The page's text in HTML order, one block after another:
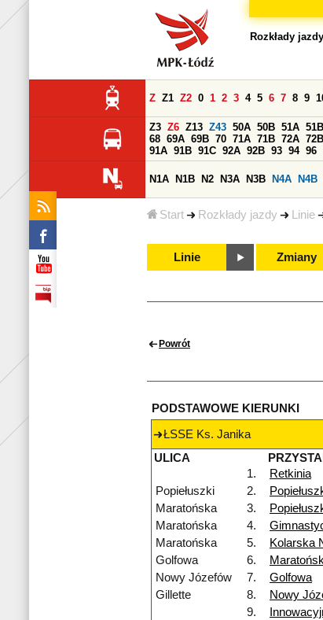
Start Rozkłady jazdy Linie
Rozkłady jazdy
Z Z1 Z2 0 1 2 3 4 5 6 7 8 9
Z3 Z6 Z13 Z43 50A 50B 51A 51B
68 69A 69B 70 71A 71B 72A 72B
91A 91B 91C 92A 92B 93 94 96
N1A N1B N2 N3A N3B N4A N4B
Linie Zmiany
Powrót
PODSTAWOWE KIERUNKI
ŁSSE Ks. Janika
ULICA
1.
Retkinia
Popiełuszki
2.
Maratońska
3.
Maratońska
4.
Maratońska
5. Kolarska
Golfowa
6.
Nowy Józefów
7. Golfowa
Gillette
8. Nowy
9.